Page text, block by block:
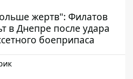
жертв": Филатов
в Днепре после удара
боеприпаса